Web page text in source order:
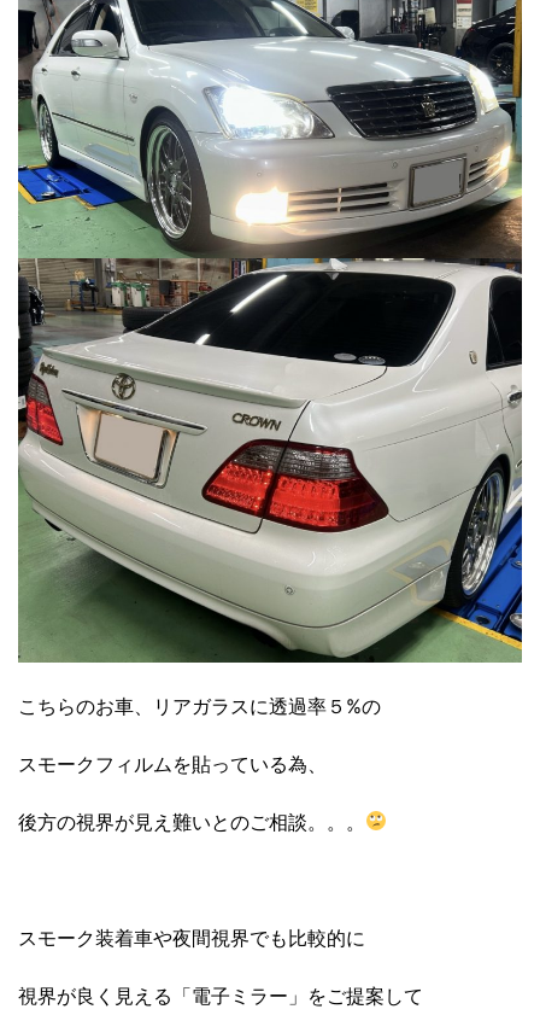
こちらのお車、リアガラスに透過率５%の
スモークフィルムを貼っている為、
後方の視界が見え難いとのご相談。。。
スモーク装着車や夜間視界でも比較的に
視界が良く見える「電子ミラー」をご提案して